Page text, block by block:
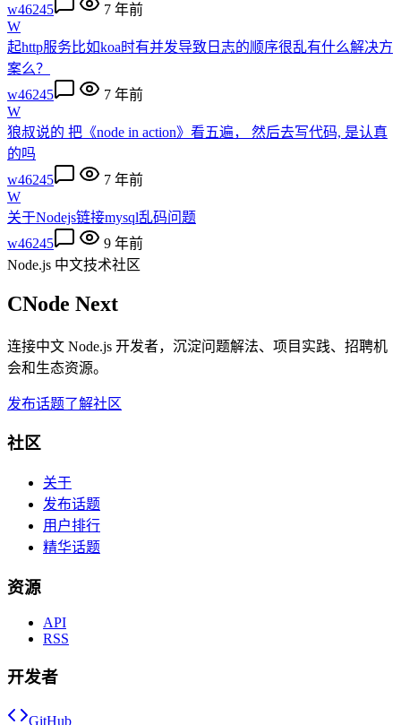
w46245
7 年前
W
起http服务比如koa时有并发导致日志的顺序很乱有什么解决方
案么？
w46245
7 年前
W
狼叔说的 把《node in action》看五遍， 然后去写代码, 是认真
的吗
w46245
7 年前
W
关于Nodejs链接mysql乱码问题
w46245
9 年前
Node.js 中文技术社区
CNode Next
连接中文 Node.js 开发者，沉淀问题解法、项目实践、招聘机
会和生态资源。
发布话题了解社区
社区
关于
发布话题
用户排行
精华话题
资源
API
RSS
开发者
GitHub